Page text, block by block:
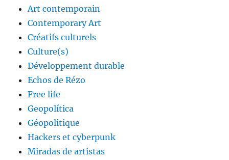
Art contemporain
Contemporary Art
Créatifs culturels
Culture(s)
Développement durable
Echos de Rézo
Free life
Geopolítica
Géopolitique
Hackers et cyberpunk
Miradas de artistas